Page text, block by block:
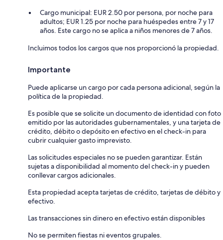
Cargo municipal: EUR 2.50 por persona, por noche para
adultos; EUR 1.25 por noche para huéspedes entre 7 y 17
años. Este cargo no se aplica a niños menores de 7 años.
Incluimos todos los cargos que nos proporcionó la propiedad.
Importante
Puede aplicarse un cargo por cada persona adicional, según la
política de la propiedad.
Es posible que se solicite un documento de identidad con foto
emitido por las autoridades gubernamentales, y una tarjeta de
crédito, débito o depósito en efectivo en el check-in para
cubrir cualquier gasto imprevisto.
Las solicitudes especiales no se pueden garantizar. Están
sujetas a disponibilidad al momento del check-in y pueden
conllevar cargos adicionales.
Esta propiedad acepta tarjetas de crédito, tarjetas de débito y
efectivo.
Las transacciones sin dinero en efectivo están disponibles
No se permiten fiestas ni eventos grupales.